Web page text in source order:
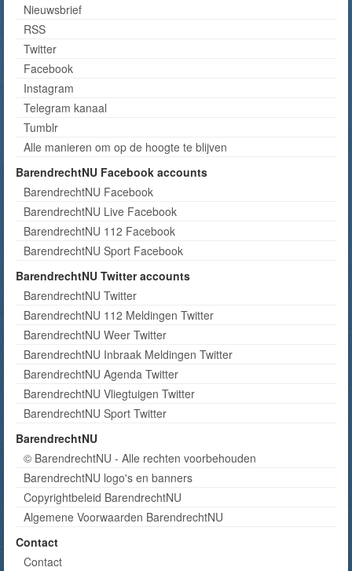
Nieuwsbrief
RSS
Twitter
Facebook
Instagram
Telegram kanaal
Tumblr
Alle manieren om op de hoogte te blijven
BarendrechtNU Facebook accounts
BarendrechtNU Facebook
BarendrechtNU Live Facebook
BarendrechtNU 112 Facebook
BarendrechtNU Sport Facebook
BarendrechtNU Twitter accounts
BarendrechtNU Twitter
BarendrechtNU 112 Meldingen Twitter
BarendrechtNU Weer Twitter
BarendrechtNU Inbraak Meldingen Twitter
BarendrechtNU Agenda Twitter
BarendrechtNU Vliegtuigen Twitter
BarendrechtNU Sport Twitter
BarendrechtNU
© BarendrechtNU - Alle rechten voorbehouden
BarendrechtNU logo's en banners
Copyrightbeleid BarendrechtNU
Algemene Voorwaarden BarendrechtNU
Contact
Contact